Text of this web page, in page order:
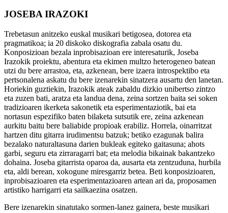
JOSEBA IRAZOKI
Trebetasun anitzeko euskal musikari betigosea, dotorea eta
pragmatikoa; ia 20 diskoko diskografia zabala osatu du.
Konposizioan bezala inprobisazioan ere interesaturik, Joseba
Irazokik proiektu, abentura eta ekimen multzo heterogeneo batean
utzi du bere arrastoa, eta, azkenean, bere izaera introspektibo eta
pertsonalena askatu du bere izenarekin sinatzera ausartu den lanetan.
Horiekin guztiekin, Irazokik ateak zabaldu dizkio unibertso zintzo
eta zuzen bati, aratza eta landua dena, zeina sortzen baita sei soken
tradizioaren ikerketa sakonetik eta esperimentaziotik, bai eta
nortasun espezifiko baten bilaketa sutsutik ere, zeina azkenean
aurkitu baitu bere baliabide propioak erabiliz. Horrela, oinarritzat
hartzen ditu gitarra irudimentsu batzuk; betiko ezagunak balira
bezalako naturaltasuna darien bukleak egiteko gaitasuna; ahots
garbi, seguru eta zirraragarri bat; eta melodia bikainak bakantzeko
dohaina. Joseba gitarrista oparoa da, ausarta eta zentzuduna, hurbila
eta, aldi berean, xokogune miresgarriz betea. Beti konposizioaren,
inprobisazioaren eta esperimentazioaren artean ari da, proposamen
artistiko harrigarri eta sailkaezina osatzen.
Bere izenarekin sinatutako sormen-lanez gainera, beste musikari